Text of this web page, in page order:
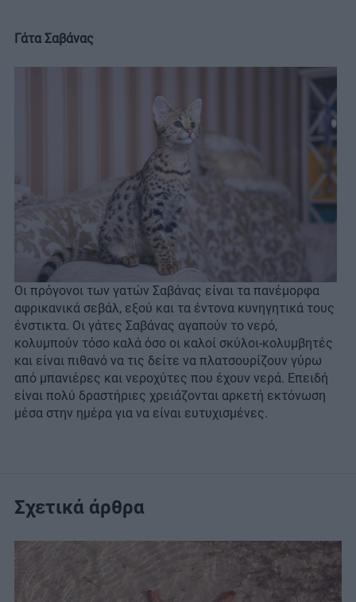
Γάτα Σαβάνας
Οι πρόγονοι των γατών Σαβάνας είναι τα πανέμορφα
αφρικανικά σεβάλ, εξού και τα έντονα κυνηγητικά τους
ένστικτα. Οι γάτες Σαβάνας αγαπούν το νερό,
κολυμπούν τόσο καλά όσο οι καλοί σκύλοι-κολυμβητές
και είναι πιθανό να τις δείτε να πλατσουρίζουν γύρω
από μπανιέρες και νεροχύτες που έχουν νερά. Επειδή
είναι πολύ δραστήριες χρειάζονται αρκετή εκτόνωση
μέσα στην ημέρα για να είναι ευτυχισμένες.
Σχετικά άρθρα